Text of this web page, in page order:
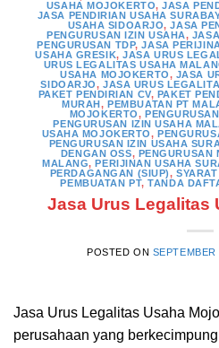
USAHA MOJOKERTO,JASA
JASA PENDIRIAN USAHA
USAHA SIDOARJO,JASA
PENGURUSAN IZIN USAHA,
PENGURUSAN TDP,JASA
USAHA GRESIK,JASA URUS
URUS LEGALITAS USAHA
USAHA MOJOKERTO, JASA
SIDOARJO,JASA URUS
PAKET PENDIRIAN CV, PAKET
MURAH, PEMBUATAN PT
MOJOKERTO,
PENGURUSAN IZIN USAHA
USAHA MOJOKERTO,
PENGURUSAN IZIN USAHA
DENGAN OSS, PENGURUSAN
MALANG, PERIJINAN USAHA
PERDAGANGAN (SIUP),
PEMBUATAN PT,TANDA
Jasa Urus Legalitas
POSTED ON
Jasa Urus Legalitas Usaha
perusahaan yang